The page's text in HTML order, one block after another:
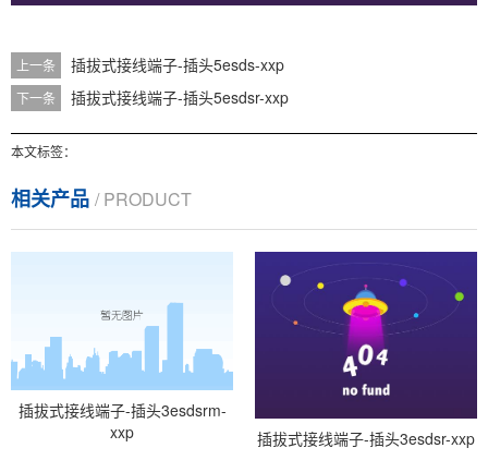
上一条 插拔式接线端子-插头5esds-xxp
下一条 插拔式接线端子-插头5esdsr-xxp
本文标签：
相关产品 / PRODUCT
插拔式接线端子-插头3esdsrm-
xxp
插拔式接线端子-插头3esdsr-xxp